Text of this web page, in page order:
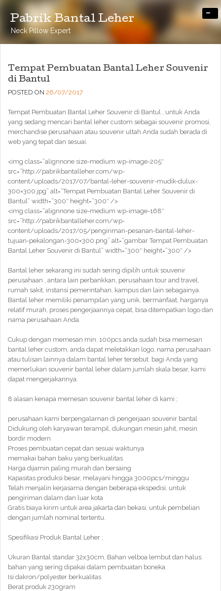
Pabrik Bantal Leher
Neck Pillow Expert
-
Tempat Pembuatan Bantal Leher Souvenir
di Bantul
POSTED ON 26/07/2017
Tempat Pembuatan Bantal Leher Souvenir di Bantul , untuk Anda
yang sedang mencari bantal leher custom sebagai souvenir promosi,
merchandise perusahaan atau souvenir ultah Anda sudah berada di
web yang tepat dan sesuai.
<img class=”alignnone size-medium wp-image-205″
src=”http://pabrikbantalleher.com/wp-
content/uploads/2017/07/bantal-leher-souvenir-mudik-dulux-
300×300.jpg” alt=”Tempat Pembuatan Bantal Leher Souvenir di
Bantul” width=”300″ height=”300″ />
<img class=”alignnone size-medium wp-image-168″
src=”http://pabrikbantalleher.com/wp-
content/uploads/2017/05/pengiriman-pesanan-bantal-leher-
tujuan-pekalongan-300×300.png” alt=”gambar Tempat Pembuatan
Bantal Leher Souvenir di Bantul” width=”300″ height=”300″ />
Bantal leher sekarang ini sudah sering dipilih untuk souvenir
perusahaan , antara lain perbankkan, perusahaan tour and travel,
rumah sakit, instansi pemerintahan, kampus dan lain sebagainya.
Bantal leher memiliki penampilan yang unik, bermanfaat, harganya
relatif murah, proses pengerjaannya cepat, bisa ditempatkan logo dan
nama perusahaan Anda.
Cukup dengan memesan min. 100pcs anda sudah bisa memesan
bantal leher custom, anda dapat meletakkan logo, nama perusahaan
atau tulisan lainnya dalam bantal leher tersebut. bagi Anda yang
memerlukan souvenir bantal leher dalam jumlah skala besar, kami
dapat mengerjakannya.
8 alasan kenapa memesan souvenir bantal leher di kami ;
perusahaan kami berpengalaman di pengerjaan souvenir bantal
Didukung oleh karyawan terampil, dukungan mesin jahit, mesin
bordir modern
Proses pembuatan cepat dan sesuai waktunya
memakai bahan baku yang berkualitas
Harga dijamin paling murah dan bersaing
Kapasitas produksi besar, melayani hingga 3000pcs/minggu
Telah menjalin kerjasama dengan beberapa ekspedisi, untuk
pengiriman dalam dan luar kota
Gratis biaya kirim untuk area jakarta dan bekasi, untuk pembelian
dengan jumlah nominal tertentu.
Spesifikasi Produk Bantal Leher ;
Ukuran Bantal standar 32x30cm, Bahan velboa lembut dan halus.
bahan yang sering dipakai dalam pembuatan boneka.
Isi dakron/polyester berkualitas
Berat produk 230gram